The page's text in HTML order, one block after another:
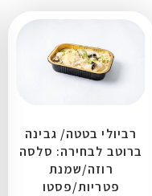
רביולי בטטה/ גבינה
ברוטב לבחירה: סלסה
רוזה/שמנת
פטריות/פסטו